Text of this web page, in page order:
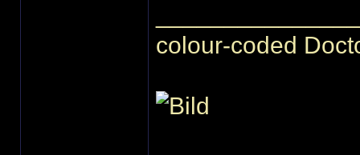
colour-coded